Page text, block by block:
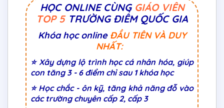
HỌC ONLINE CÙNG GIÁO VIÊN
TOP 5 TRƯỜNG ĐIỂM QUỐC GIA
Khóa học online ĐẦU TIÊN VÀ DUY
NHẤT:
⭐ Xây dựng lộ trình học cá nhân hóa, giúp
con tăng 3 - 6 điểm chỉ sau 1 khóa học
⭐ Học chắc - ôn kỹ, tăng khả năng đỗ vào
các trường chuyên cấp 2, cấp 3